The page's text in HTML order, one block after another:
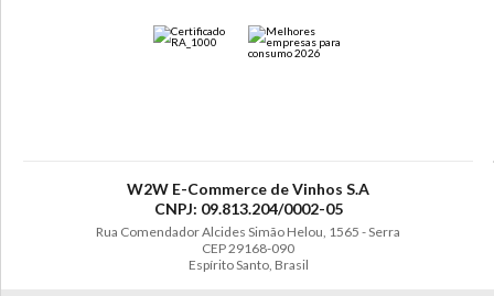
W2W E-Commerce de Vinhos S.A
CNPJ: 09.813.204/0002-05
Rua Comendador Alcides Simão Helou, 1565 - Serra
CEP 29168-090
Espírito Santo, Brasil